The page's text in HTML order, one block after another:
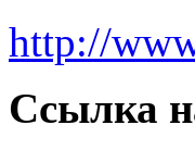
http://
Ссылка